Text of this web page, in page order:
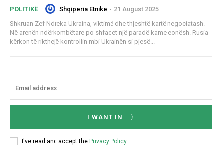
POLITIKË Shqiperia Etnike - 21 August 2025
Shkruan Zef Ndreka Ukraina, viktimë dhe thjeshtë kartë negociatash.
Në arenën ndërkombëtare po shfaqet një paradë kameleonësh. Rusia
kërkon të rikthejë kontrollin mbi Ukrainën si pjesë...
I WANT IN
I've read and accept the Privacy Policy.